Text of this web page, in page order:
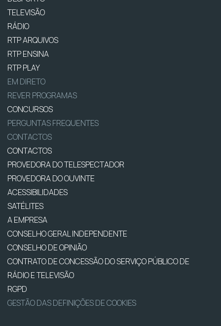
TELEVISÃO
RÁDIO
RTP ARQUIVOS
RTP ENSINA
RTP PLAY
EM DIRETO
REVER PROGRAMAS
CONCURSOS
PERGUNTAS FREQUENTES
CONTACTOS
CONTACTOS
PROVEDORA DO TELESPECTADOR
PROVEDORA DO OUVINTE
ACESSIBILIDADES
SATÉLITES
A EMPRESA
CONSELHO GERAL INDEPENDENTE
CONSELHO DE OPINIÃO
CONTRATO DE CONCESSÃO DO SERVIÇO PÚBLICO DE
RÁDIO E TELEVISÃO
RGPD
GESTÃO DAS DEFINIÇÕES DE COOKIES